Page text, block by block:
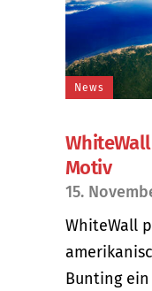
News
Motiv
15.
WhiteWall
Bunting